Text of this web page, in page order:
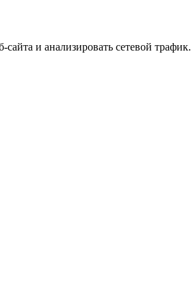
и анализировать сетевой трафик.